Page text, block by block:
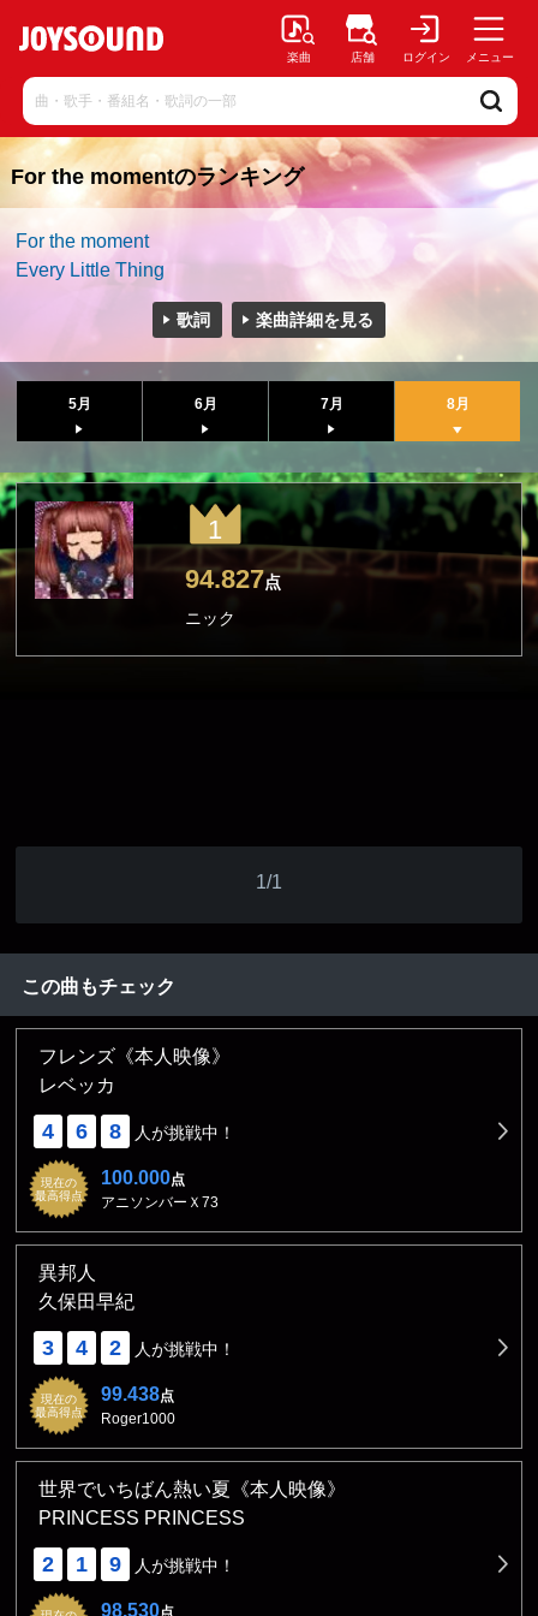
楽曲 店舗 ログイン メニュー
For the momentのランキング
For the moment
Every Little Thing
歌詞 楽曲詳細を見る
5月 6月 7月 8月
1
94.827点
ニック
1/1
この曲もチェック
フレンズ《本人映像》
レベッカ
4 6 8 人が挑戦中！
現在の
最高得点
100.000点
アニソンバーＸ73
異邦人
久保田早紀
3 4 2 人が挑戦中！
現在の
最高得点
99.438点
Roger1000
世界でいちばん熱い夏《本人映像》
PRINCESS PRINCESS
2 1 9 人が挑戦中！
98.530点